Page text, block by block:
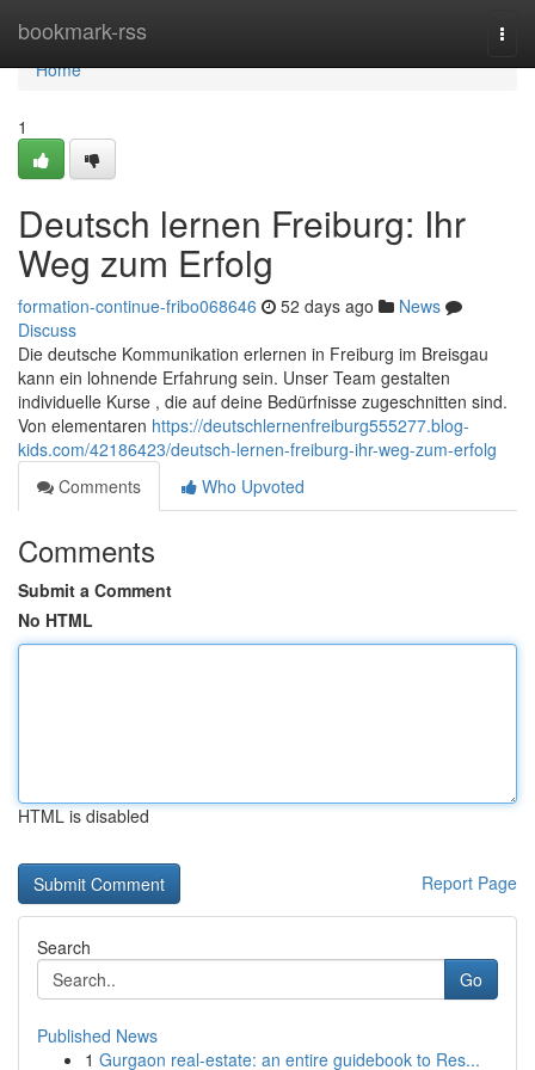
bookmark-rss
Home
Home
1
Deutsch lernen Freiburg: Ihr
Weg zum Erfolg
formation-continue-fribo068646 52 days ago
News
Discuss
Die deutsche Kommunikation erlernen in Freiburg im Breisgau
kann ein lohnende Erfahrung sein. Unser Team gestalten
individuelle Kurse , die auf deine Bedürfnisse zugeschnitten sind.
Von elementaren https://deutschlernenfreiburg555277.blog-
kids.com/42186423/deutsch-lernen-freiburg-ihr-weg-zum-erfolg
Comments
Who Upvoted
Comments
Submit a Comment
No HTML
HTML is disabled
Report Page
Search
Go
Published News
1 Gurgaon real-estate: an entire guidebook to Res...